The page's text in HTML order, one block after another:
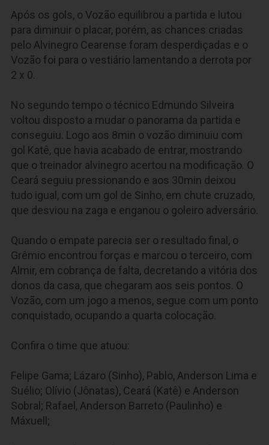
Após os gols, o Vozão equilibrou a partida e lutou
para diminuir o placar, porém, as chances criadas
pelo Alvinegro Cearense foram desperdiçadas e o
Vozão foi para o vestiário lamentando a derrota por
2 x 0.
No segundo tempo o técnico Edmundo Silveira
voltou disposto a mudar o panorama da partida e
conseguiu. Logo aos 8min o vozão diminuiu com
gol Katê, que havia acabado de entrar, mostrando
que o treinador alvinegro acertou na modificação. O
Ceará seguiu pressionando e aos 30min deixou
tudo igual, com um gol de Sinho, em chute cruzado,
que desviou na zaga e enganou o goleiro adversário.
Quando o empate parecia ser o resultado final, o
Grêmio encontrou forças e marcou o terceiro, com
Almir, em cobrança de falta, decretando a vitória dos
donos da casa, que chegaram aos seis pontos. O
Vozão, com um jogo a menos, segue com um ponto
conquistado, ocupando a quarta colocação.
Confira o time que atuou:
Felipe Gama; Lázaro (Sinho), Pablo, Anderson Lima e
Suélio; Olívio (Jônatas), Ceará (Katê) e Anderson
Sobral; Rafael, Anderson Barreto (Paulinho) e
Máxuell;